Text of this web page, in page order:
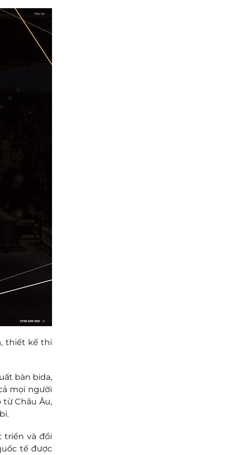
thiết kế thi
bàn bida,
mọi người
Châu Âu,
triển và đổi
tế được